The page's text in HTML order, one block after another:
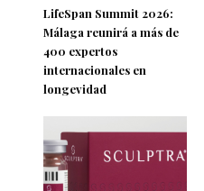
LifeSpan Summit 2026:
Málaga reunirá a más de
400 expertos
internacionales en
longevidad